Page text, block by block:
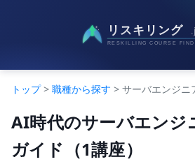
トップ> 職種から探す > サーバエンジニ
AI時代のサーバエンジ
ガイド（1講座）